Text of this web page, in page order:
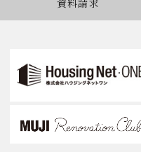
資料請求